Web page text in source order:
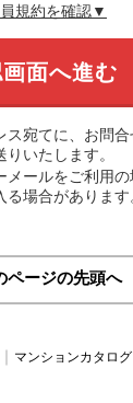
規約を確認▼
宛てに、お問
りいたします。
ールをご利用
る場合があります
ページの先頭へ
マンションカタログ